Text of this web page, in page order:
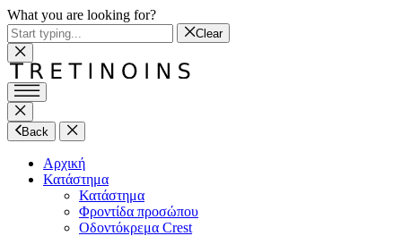
What you are looking for?
Clear
Back
Αρχική
Κατάστημα
Κατάστημα
Φροντίδα προσώπου
Οδοντόκρεμα Crest